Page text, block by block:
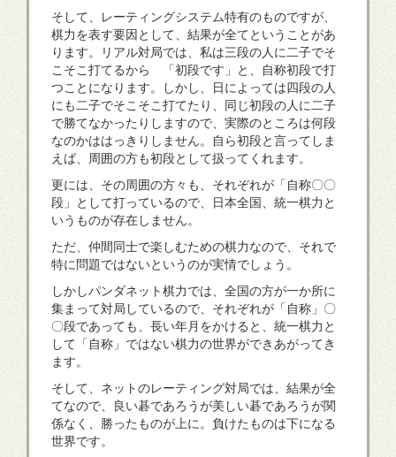
そして、レーティングシステム特有のものですが、
棋力を表す要因として、結果が全てということがあ
ります。リアル対局では、私は三段の人に二子でそ
こそこ打てるから 「初段です」と、自称初段で打
つことになります。しかし、日によっては四段の人
にも二子でそこそこ打てたり、同じ初段の人に二子
で勝てなかったりしますので、実際のところは何段
なのかははっきりしません。自ら初段と言ってしま
えば、周囲の方も初段として扱ってくれます。
更には、その周囲の方々も、それぞれが「自称〇〇
段」として打っているので、日本全国、統一棋力と
いうものが存在しません。
ただ、仲間同士で楽しむための棋力なので、それで
特に問題ではないというのが実情でしょう。
しかしパンダネット棋力では、全国の方が一か所に
集まって対局しているので、それぞれが「自称」〇
〇段であっても、長い年月をかけると、統一棋力と
して「自称」ではない棋力の世界ができあがってき
ます。
そして、ネットのレーティング対局では、結果が全
てなので、良い碁であろうが美しい碁であろうが関
係なく、勝ったものが上に。負けたものは下になる
世界です。